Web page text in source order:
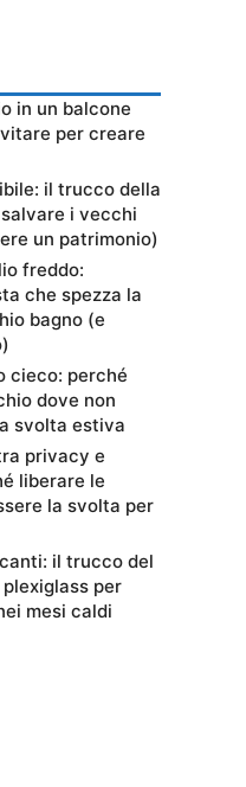
in un balcone
per creare
il trucco della
i vecchi
un patrimonio)
freddo:
che spezza la
bagno (e
cieco: perché
dove non
svolta estiva
privacy e
liberare le
la svolta per
il trucco del
per
mesi caldi